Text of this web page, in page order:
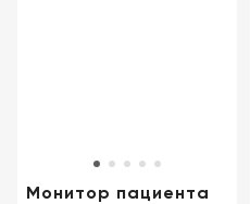
Монитор пациента